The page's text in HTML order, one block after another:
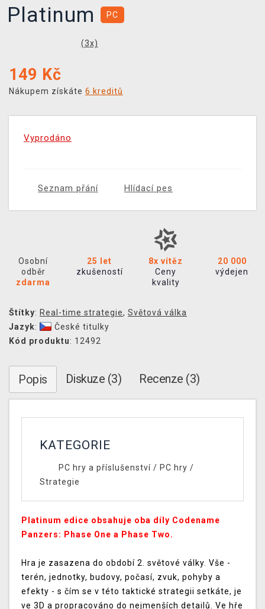
Platinum
PC
(3x)
149 Kč
Nákupem získáte 6 kreditů
Vyprodáno
Seznam přání Hlídací pes
Osobní
odběr
zdarma
25 let
zkušeností
8x vítěz
Ceny
kvality
20 000
výdejen
Štítky: Real-time strategie, Světová válka
Jazyk:
České titulky
Kód produktu: 12492
Popis Diskuze (3) Recenze (3)
KATEGORIE
PC hry a příslušenství/ PC hry /
Strategie
Platinum edice obsahuje oba díly Codename
Panzers: Phase One a Phase Two.
Hra je zasazena do období 2. světové války. Vše -
terén, jednotky, budovy, počasí, zvuk, pohyby a
efekty - s čím se v této taktické strategii setkáte, je
ve 3D a propracováno do nejmenších detailů. Ve hře